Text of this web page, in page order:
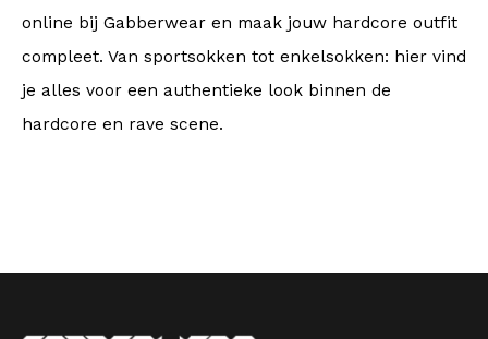
online bij Gabberwear en maak jouw hardcore outfit
compleet. Van sportsokken tot enkelsokken: hier vind
je alles voor een authentieke look binnen de
hardcore en rave scene.